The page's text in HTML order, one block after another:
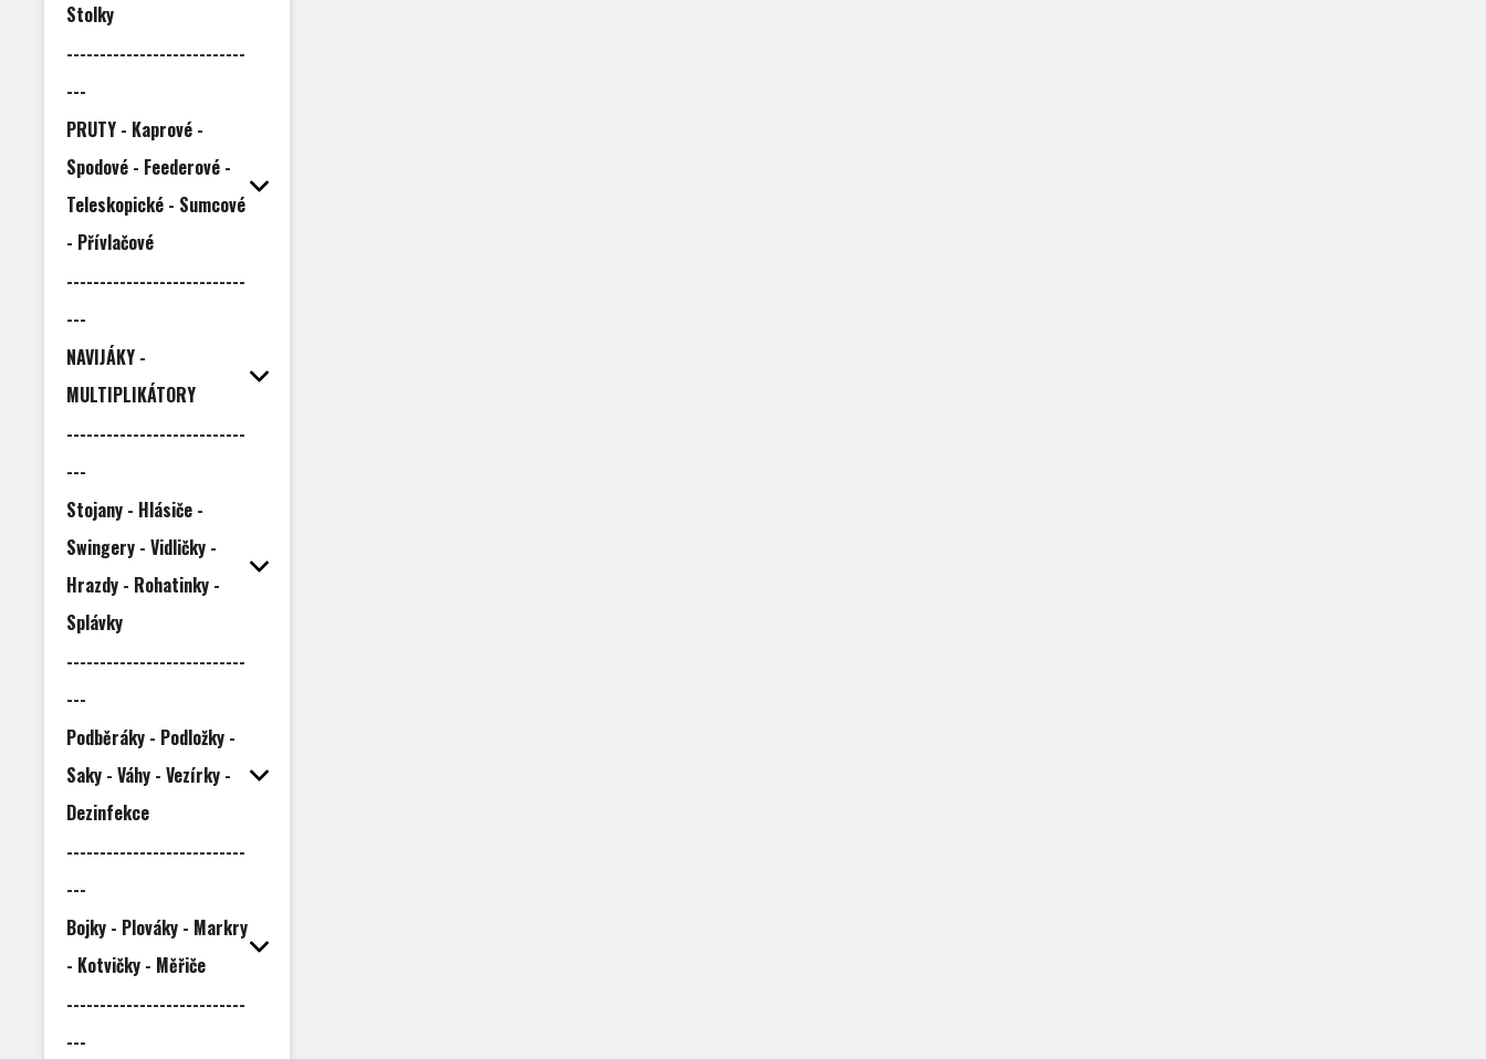
Stolky
---------------------------
---
PRUTY - Kaprové -
Spodové - Feederové -
Teleskopické - Sumcové
- Přívlačové
---------------------------
---
NAVIJÁKY -
MULTIPLIKÁTORY
---------------------------
---
Stojany - Hlásiče -
Swingery - Vidličky -
Hrazdy - Rohatinky -
Splávky
---------------------------
---
Podběráky - Podložky -
Saky - Váhy - Vezírky -
Dezinfekce
---------------------------
---
Bojky - Plováky - Markry
- Kotvičky - Měřiče
---------------------------
---